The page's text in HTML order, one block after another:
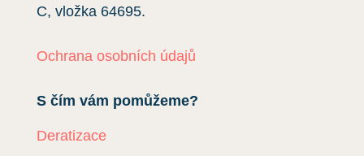
C, vložka 64695.
Ochrana osobních údajů
S čím vám pomůžeme?
Deratizace